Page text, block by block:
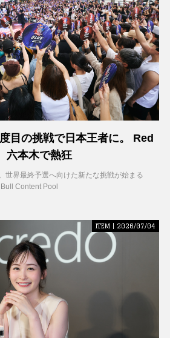
目の挑戦で日本王者に。 Red
六本木で熱狂
世界最終予選へ向けた新たな挑戦が始まる
Content Pool
ITEM | 2026/07/04